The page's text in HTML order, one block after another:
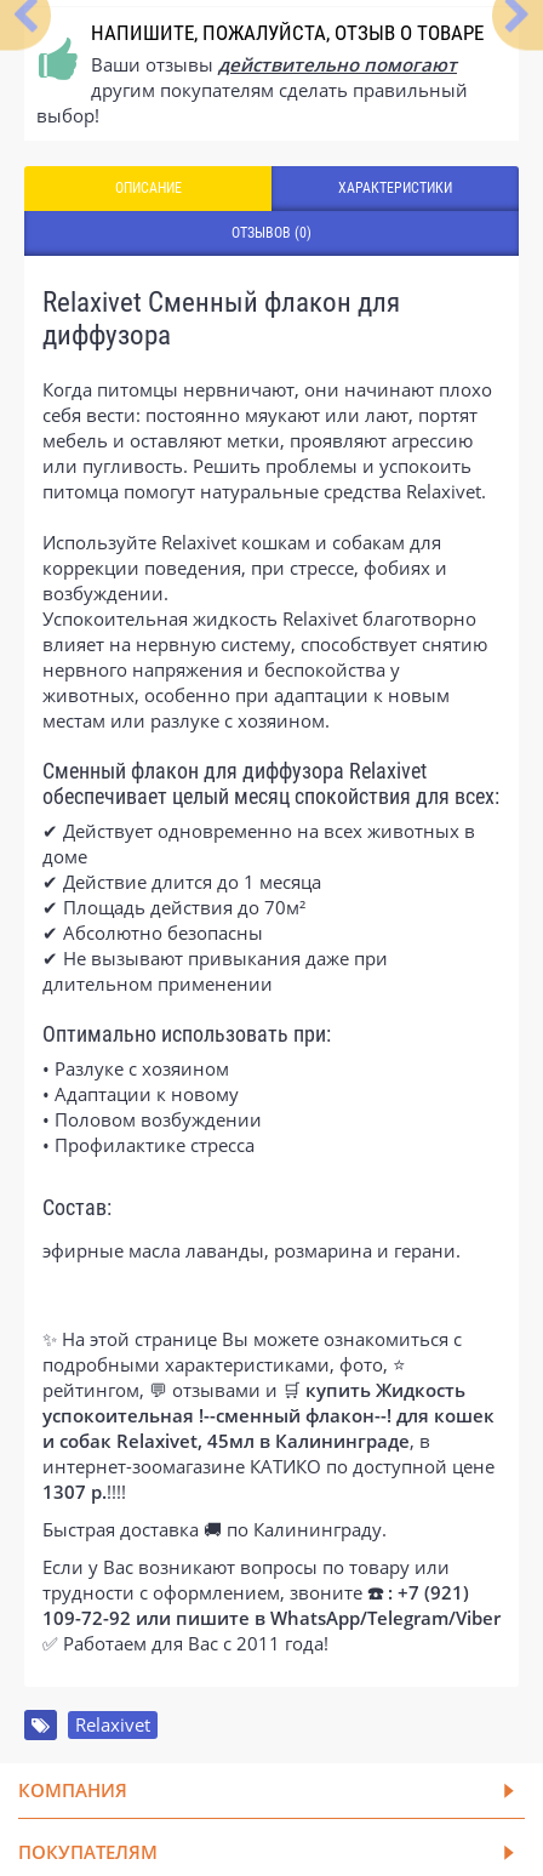
НАПИШИТЕ, ПОЖАЛУЙСТА, ОТЗЫВ О ТОВАРЕ
Ваши отзывы действительно помогают
другим покупателям сделать правильный
выбор!
ОПИСАНИЕ ХАРАКТЕРИСТИКИ
ОТЗЫВОВ (0)
Relaxivet Сменный флакон для
диффузора
Когда питомцы нервничают, они начинают плохо
себя вести: постоянно мяукают или лают, портят
мебель и оставляют метки, проявляют агрессию
или пугливость. Решить проблемы и успокоить
питомца помогут натуральные средства Relaxivet.
Используйте Relaxivet кошкам и собакам для
коррекции поведения, при стрессе, фобиях и
возбуждении.
Успокоительная жидкость Relaxivet благотворно
влияет на нервную систему, способствует снятию
нервного напряжения и беспокойства у
животных, особенно при адаптации к новым
местам или разлуке с хозяином.
Сменный флакон для диффузора Relaxivet
обеспечивает целый месяц спокойствия для всех:
✔ Действует одновременно на всех животных в
доме
✔ Действие длится до 1 месяца
✔ Площадь действия до 70м²
✔ Абсолютно безопасны
✔ Не вызывают привыкания даже при
длительном применении
Оптимально использовать при:
• Разлуке с хозяином
• Адаптации к новому
• Половом возбуждении
• Профилактике стресса
Состав:
эфирные масла лаванды, розмарина и герани.
✨ На этой странице Вы можете ознакомиться с
подробными характеристиками, фото, ⭐
рейтингом, 💬 отзывами и 🛒 купить Жидкость
успокоительная !--сменный флакон--! для кошек
и собак Relaxivet, 45мл в Калининграде, в
интернет-зоомагазине КАТИКО по доступной цене
1307 р.!!!!
Быстрая доставка 🚚 по Калининграду.
Если у Вас возникают вопросы по товару или
трудности с оформлением, звоните ☎️ : +7 (921)
109-72-92 или пишите в WhatsApp/Telegram/Viber
✅ Работаем для Вас с 2011 года!
Relaxivet
КОМПАНИЯ
ПОКУПАТЕЛЯМ